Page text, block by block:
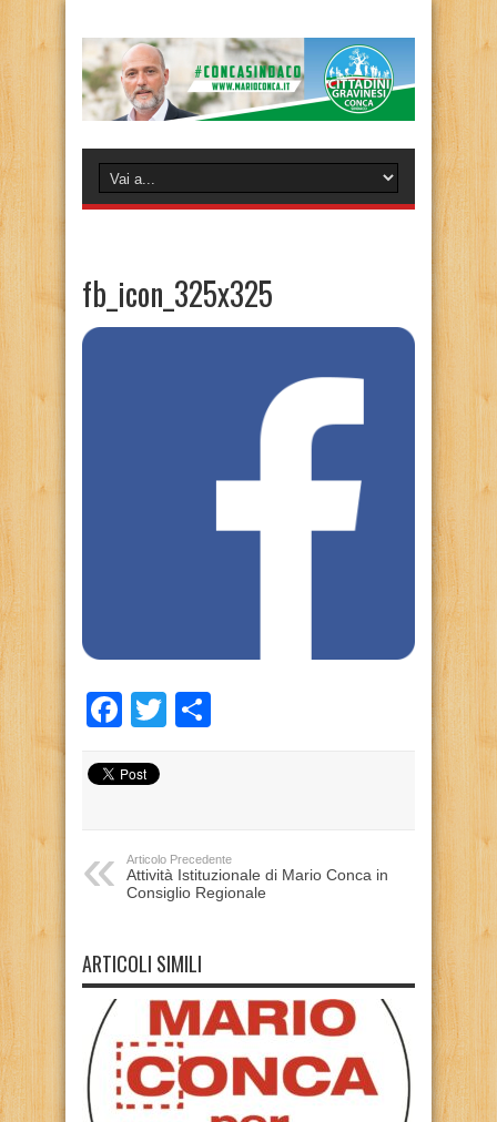
fb_icon_325x325
Facebook
Twitter
Articolo Precedente
Attività Istituzionale di Mario Conca in
Consiglio Regionale
ARTICOLI SIMILI